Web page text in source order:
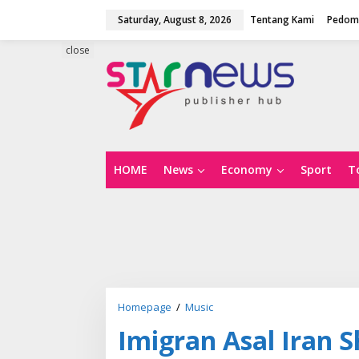
Saturday, August 8, 2026 Tentang Kami
HOME News Economy Sport
close
Homepage / Music
i
g
Imigran Asal Iran